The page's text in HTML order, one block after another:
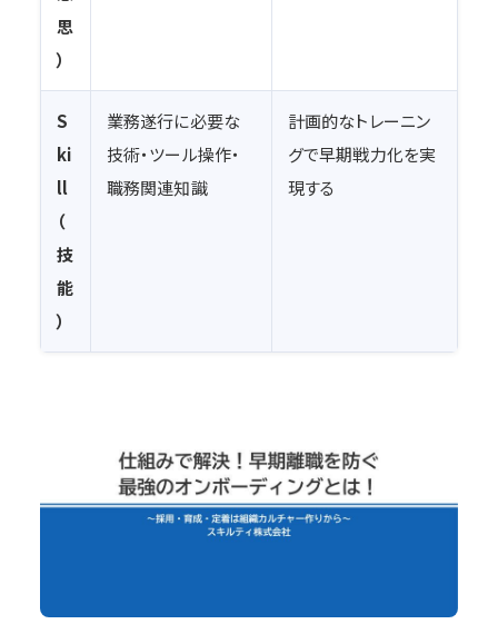
思
）
S
ki
ll
（
技
能
）
業務遂行に必要な
技術・ツール操作・
職務関連知識
計画的なトレーニン
グで早期戦力化を実
現する